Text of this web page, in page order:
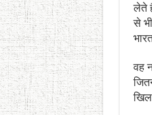
लेते
से
वह